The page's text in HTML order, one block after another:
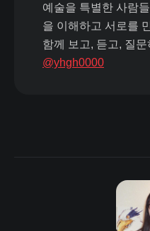
예술을 특별한 사람
을 이해하고 서로를
함께 보고, 듣고, 질
@yhgh0000